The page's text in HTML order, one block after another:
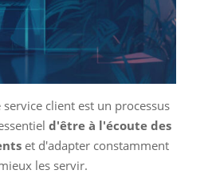
client est un processus
d'être à l'écoute des
et d'adapter constamment
les servir.